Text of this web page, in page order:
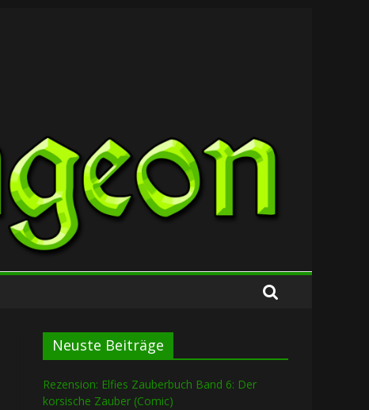
Neuste Beiträge
Rezension: Elfies Zauberbuch Band 6: Der
korsische Zauber (Comic)